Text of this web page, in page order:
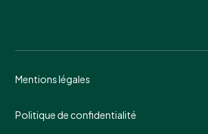
Mentions légales
Politique de confidentialité